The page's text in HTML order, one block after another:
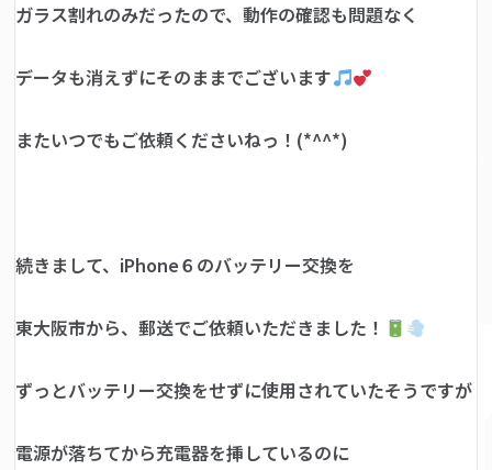
ガラス割れのみだったので、動作の確認も問題なく
データも消えずにそのままでございます
またいつでもご依頼くださいねっ！(*^^*)
続きまして、iPhone６のバッテリー交換を
東大阪市から、郵送でご依頼いただきました！
ずっとバッテリー交換をせずに使用されていたそうですが
電源が落ちてから充電器を挿しているのに